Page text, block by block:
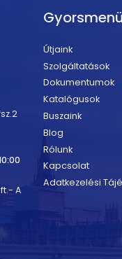
A
Gyorsmenü
Útjaink
Szolgáltatások
Dokumentumok
Katalógusok
Buszaink
Blog
Rólunk
Kapcsolat
Adatkezelési